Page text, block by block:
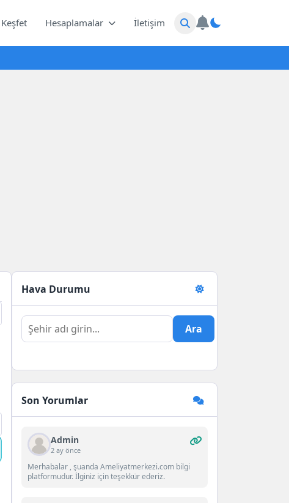
Keşfet Hesaplamalar İletişim
Hava Durumu
Ara
Son Yorumlar
Admin
2 ay önce
Merhabalar , şuanda Ameliyatmerkezi.com bilgi
platformudur. İlginiz için teşekkür ederiz.